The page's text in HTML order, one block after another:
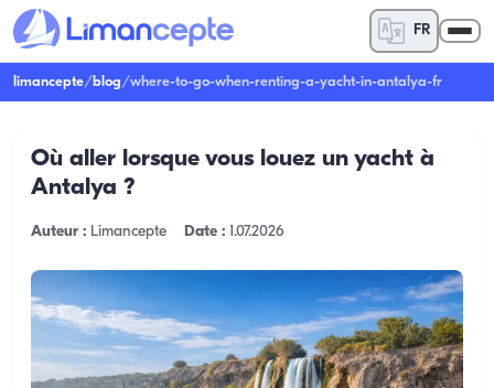
FR
limancepte/blog/where-to-go-when-renting-a-yacht-in-antalya-fr
Où aller lorsque vous louez un yacht à
Antalya ?
Auteur : Limancepte Date : 1.07.2026